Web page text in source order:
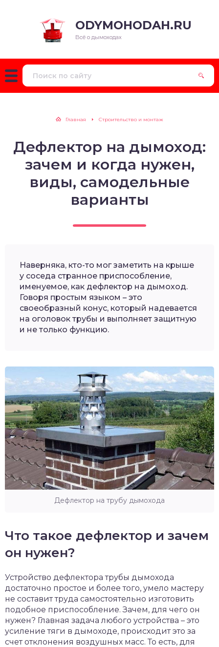
ODYMOHODAH.RU
Всё о дымоходах
Главная Строительство и монтаж
Дефлектор на дымоход:
зачем и когда нужен,
виды, самодельные
варианты
Наверняка, кто-то мог заметить на крыше
у соседа странное приспособление,
именуемое, как дефлектор на дымоход.
Говоря простым языком – это
своеобразный конус, который надевается
на оголовок трубы и выполняет защитную
и не только функцию.
Дефлектор на трубу дымохода
Что такое дефлектор и зачем
он нужен?
Устройство дефлектора трубы дымохода
достаточно простое и более того, умело мастеру
не составит труда самостоятельно изготовить
подобное приспособление. Зачем, для чего он
нужен? Главная задача любого устройства – это
усиление тяги в дымоходе, происходит это за
счет отклонения воздушных масс. То есть, для